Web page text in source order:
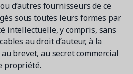
d’autres fournisseurs de ce
sous toutes leurs formes par
intellectuelle, y compris, sans
au droit d’auteur, à la
brevet, au secret commercial
propriété.